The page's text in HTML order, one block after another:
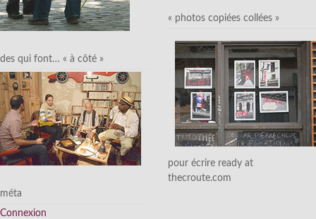
des qui font… « à côté »
méta
Connexion
« photos copiées collées »
pour écrire ready at
thecroute.com